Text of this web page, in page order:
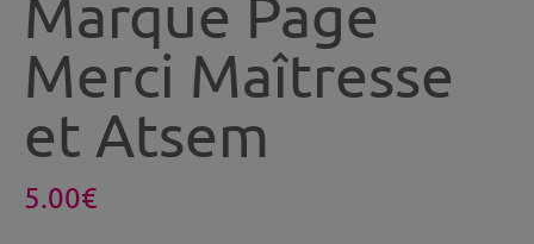
Marque Page
Merci Maîtresse
et Atsem
5.00€